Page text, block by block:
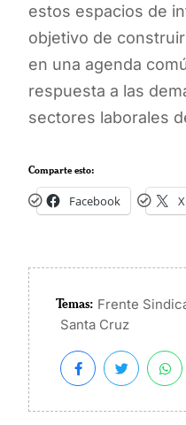
estos espacios de
objetivo de
en una agenda
respuesta a las
sectores laborales
Comparte esto:
Facebook X
Temas: Frente
Santa Cruz